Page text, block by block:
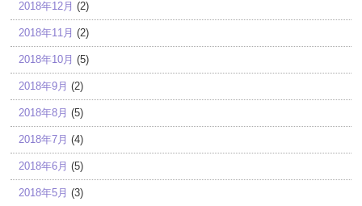
2018年12月 (2)
2018年11月 (2)
2018年10月 (5)
2018年9月 (2)
2018年8月 (5)
2018年7月 (4)
2018年6月 (5)
2018年5月 (3)